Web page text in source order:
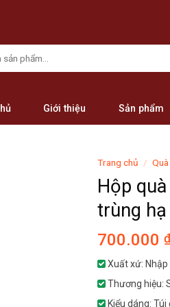
Giới thiệu Sản phẩm
Trang chủ /
Hộp
trùng hạ
700.000 ₫
Xuất xứ: Nhập
Thương hiệu:
Kiểu dáng: